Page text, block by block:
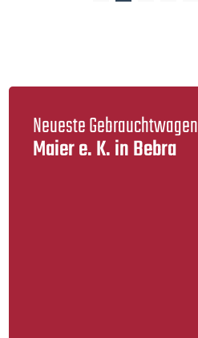
Neueste Gebraucht­wagen
Maier e. K. in Bebra